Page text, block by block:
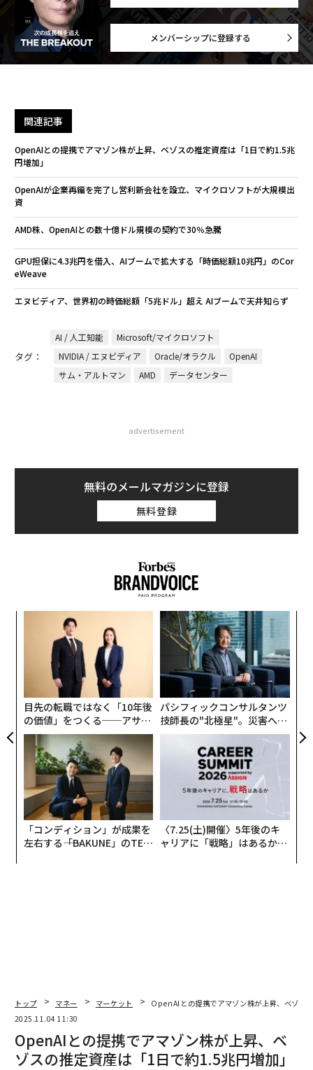
メンバーシップに登録する
関連記事
OpenAIとの提携でアマゾン株が上昇、ベゾスの推定資産は「1日で約1.5兆
円増加」
OpenAIが企業再編を完了し営利新会社を設立、マイクロソフトが大規模出
資
AMD株、OpenAIとの数十億ドル規模の契約で30％急騰
GPU担保に4.3兆円を借入、AIブームで拡大する「時価総額10兆円」のCor
eWeave
エヌビディア、世界初の時価総額「5兆ドル」超え AIブームで天井知らず
タグ：
AI / 人工知能
Microsoft/マイクロソフト
NVIDIA / エヌビディア
Oracle/オラクル
OpenAI
サム・アルトマン
AMD データセンター
advertisement
無料のメールマガジンに登録
無料登録
目先の転職ではなく「10年後
の価値」をつくる──アサイ
ンの長期伴走型支援とは
パシフィックコンサルタンツ
技師長の"北極星"。災害への
無力感を乗り越え見つけた、
防災一筋20年の答え
「コンディション」が成果を
左右する――「BAKUNE」のTEN
〈7.25(土)開催〉5年後のキ
ャリアに「戦略」はあるか。
トップ マネー マーケット
OpenAIとの提携でアマゾン株が上昇、ベゾス
2025.11.04 11:30
OpenAIとの提携でアマゾン株が上昇、ベ
ゾスの推定資産は「1日で約1.5兆円増加」